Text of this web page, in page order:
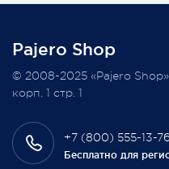
Всегда Ваш, Pajero Shop
3 февраля 2022
Pajero Shop
+7 (800) 555-13-76
Бесплатно для
© 2008-2025 «Pajero
корп. 1 стр. 1